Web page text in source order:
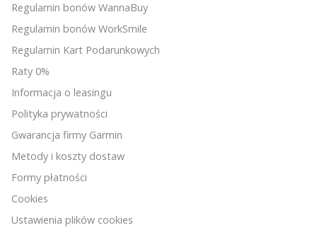
Regulamin bonów WannaBuy
Regulamin bonów WorkSmile
Regulamin Kart Podarunkowych
Raty 0%
Informacja o leasingu
Polityka prywatności
Gwarancja firmy Garmin
Metody i koszty dostaw
Formy płatności
Cookies
Ustawienia plików cookies